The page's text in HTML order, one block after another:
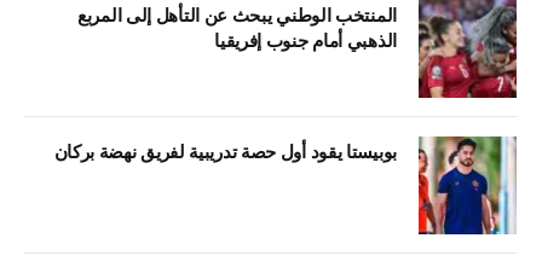
المنتخب الوطني يبحث عن التأهل إلى المربع
الذهبي أمام جنوب إفريقيا
بوبيستا يقود أول حصة تدريبية لفريق نهضة بركان